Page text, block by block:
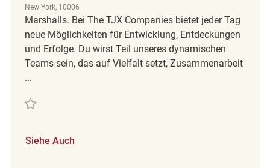
New York, 10006
Marshalls. Bei The TJX Companies bietet jeder Tag
neue Möglichkeiten für Entwicklung, Entdeckungen
und Erfolge. Du wirst Teil unseres dynamischen
Teams sein, das auf Vielfalt setzt, Zusammenarbeit
...
Retten Merchandise Associate - Part Time REQ130503
Siehe Auch